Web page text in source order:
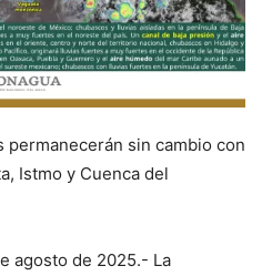
permanecerán sin cambio con
Istmo y Cuenca del
agosto de 2025.- La